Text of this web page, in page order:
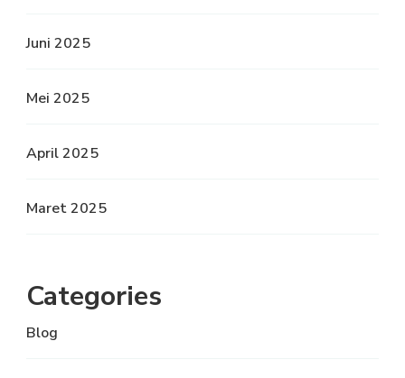
Juni 2025
Mei 2025
April 2025
Maret 2025
Categories
Blog